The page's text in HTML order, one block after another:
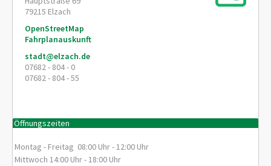
79215 Elzach
OpenStreetMap
Fahrplanauskunft
stadt@elzach.de
07682 - 804 - 0
07682 - 804 - 55
Öffnungszeiten
Montag - Freitag 08:00 Uhr - 12:00 Uhr
Mittwoch 14:00 Uhr - 18:00 Uhr